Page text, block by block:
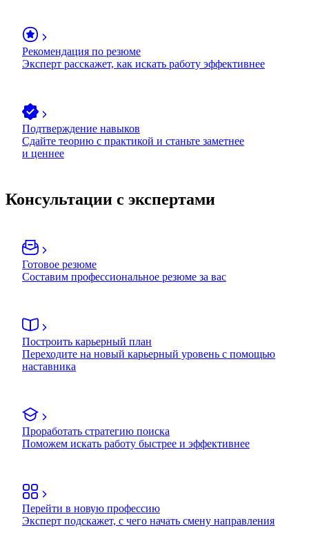
Рекомендация по резюме
Эксперт расскажет, как искать работу эффективнее
Подтверждение навыков
Сдайте теорию с практикой и станьте заметнее
и ценнее
Консультации с экспертами
Готовое резюме
Составим профессиональное резюме за вас
Построить карьерный план
Переходите на новый карьерный уровень с помощью
наставника
Проработать стратегию поиска
Поможем искать работу быстрее и эффективнее
Перейти в новую профессию
Эксперт подскажет, с чего начать смену направления